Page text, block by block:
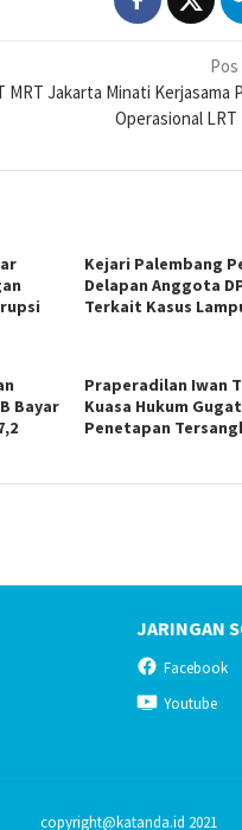
MRT Jakarta Minati Kerjasama
Operasional LRT
Kejari Palembang
Delapan Anggota
Terkait Kasus
Bayar
Praperadilan Iwan
Kuasa Hukum Gugat
Penetapan
JARINGAN
Facebook
Youtube
copyright@katanda.id 2021